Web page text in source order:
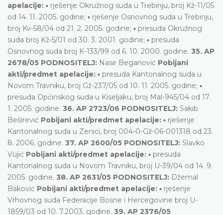
apelacije: ▪ rješenje Okružnog suda u Trebinju, broj Kž-11/05
od 14. 11. 2005. godine; ▪ rješenje Osnovnog suda u Trebinju,
broj Kv-58/04 od 21. 2. 2005. godine; ▪ presuda Okružnog
suda broj Kž-5/01 od 30. 3. 2001. godine; ▪ presuda
Osnovnog suda broj K-133/99 od 6. 10. 2000. godine. 35. AP
2678/05 PODNOSITELJ: Nasir Beganović Pobijani
akti/predmet apelacije: ▪ presuda Kantonalnog suda u
Novom Travniku, broj Gž-237/05 od 10. 11. 2005. godine; ▪
presuda Općinskog suda u Kiseljaku, broj Mal-945/04 od 17.
1. 2005. godine. 36. AP 2723/06 PODNOSITELJ: Sakib
Beširević Pobijani akti/predmet apelacije: ▪ rješenje
Kantonalnog suda u Zenici, broj 004-0-Gž-06-001318 od 23.
8. 2006. godine. 37. AP 2600/05 PODNOSITELJ: Slavko
Vujić Pobijani akti/predmet apelacije: ▪ presuda
Kantonalnog suda u Novom Travniku, broj U-39/04 od 14. 9.
2005. godine. 38. AP 2631/05 PODNOSITELJ: Džemal
Baković Pobijani akti/predmet apelacije: ▪ rješenje
Vrhovnog suda Federacije Bosne i Hercegovine broj U-
1859/03 od 10. 7.2003. godine. 39. AP 2376/05